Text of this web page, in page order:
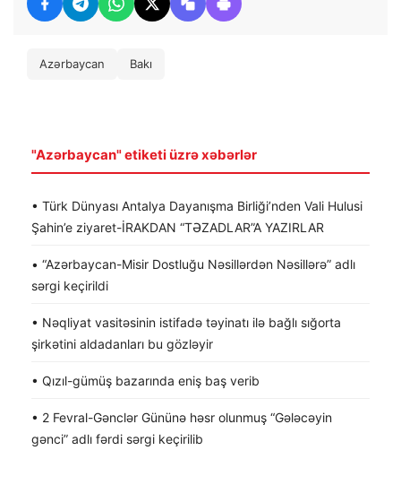
Azərbaycan Bakı
"Azərbaycan" etiketi üzrə xəbərlər
• Türk Dünyası Antalya Dayanışma Birliği’nden Vali Hulusi
Şahin’e ziyaret-İRAKDAN “TƏZADLAR”A YAZIRLAR
• “Azərbaycan-Misir Dostluğu Nəsillərdən Nəsillərə” adlı
sərgi keçirildi
• Nəqliyat vasitəsinin istifadə təyinatı ilə bağlı sığorta
şirkətini aldadanları bu gözləyir
• Qızıl-gümüş bazarında eniş baş verib
• 2 Fevral-Gənclər Gününə həsr olunmuş “Gələcəyin
gənci” adlı fərdi sərgi keçirilib